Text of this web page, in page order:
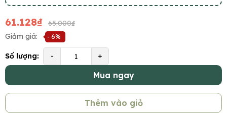
61.128₫
65.000₫
Giảm giá:
- 6%
Số lượng: - +
Mua ngay
Thêm vào giỏ